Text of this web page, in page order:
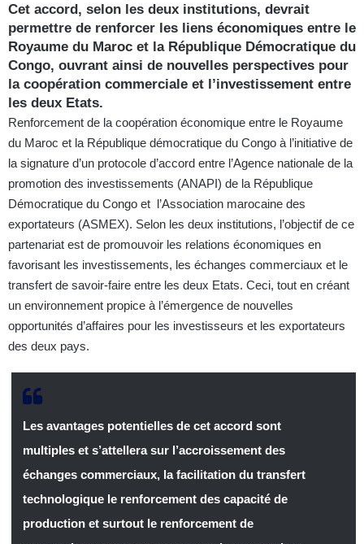
Cet accord, selon les deux institutions, devrait
permettre de renforcer les liens économiques entre le
Royaume du Maroc et la République Démocratique du
Congo, ouvrant ainsi de nouvelles perspectives pour
la coopération commerciale et l’investissement entre
les deux Etats.
Renforcement de la coopération économique entre le Royaume
du Maroc et la République démocratique du Congo à l’initiative de
la signature d’un protocole d’accord entre l’Agence nationale de la
promotion des investissements (ANAPI) de la République
Démocratique du Congo et l’Association marocaine des
exportateurs (ASMEX). Selon les deux institutions, l’objectif de ce
partenariat est de promouvoir les relations économiques en
favorisant les investissements, les échanges commerciaux et le
transfert de savoir-faire entre les deux Etats. Ceci, tout en créant
un environnement propice à l’émergence de nouvelles
opportunités d’affaires pour les investisseurs et les exportateurs
des deux pays.
Les avantages potentielles de cet accord sont
multiples et s’attellera sur l’accroissement des
échanges commerciaux, la facilitation du transfert
technologique le renforcement des capacité de
production et surtout le renforcement de